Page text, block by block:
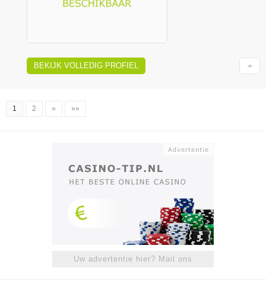
BEKIJK VOLLEDIG PROFIEL
1 2 » »»
Uw advertentie hier? Mail ons